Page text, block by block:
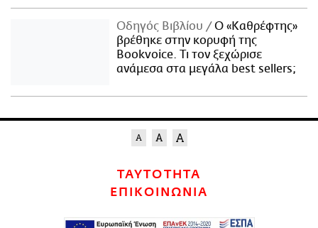
Οδηγός Βιβλίου
Ο «Καθρέφτης»
βρέθηκε στην κορυφή της
Bookvoice. Τι τον ξεχώρισε
ανάμεσα στα μεγάλα best sellers;
ΤΑΥΤΟΤΗΤΑ
ΕΠΙΚΟΙΝΩΝΙΑ